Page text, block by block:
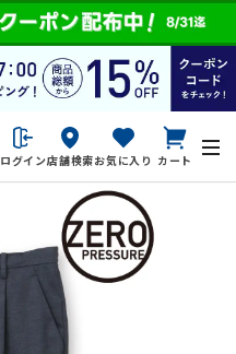
ログイン店舗検索お気に入り カート